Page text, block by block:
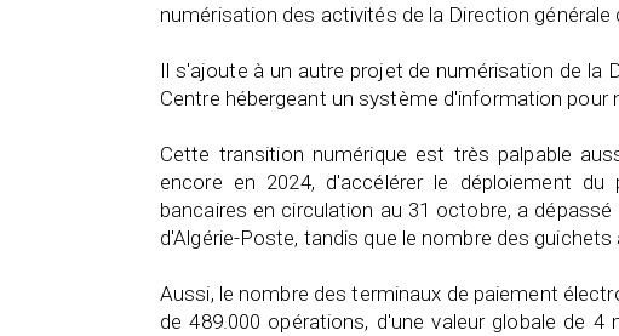
numérisation des activités de la Direction
Il s'ajoute à un autre projet de numérisation de la
Centre hébergeant un système d'information
Cette transition numérique est très palpable
encore en 2024, d'accélérer le déploiement
bancaires en circulation au 31 octobre, a
d'Algérie-Poste, tandis que le nombre des
Aussi, le nombre des terminaux de paiement
de 489.000 opérations, d'une valeur globale de